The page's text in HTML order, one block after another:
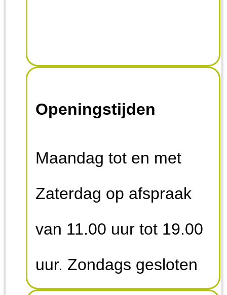
Openingstijden
Maandag tot en met
Zaterdag op afspraak
van 11.00 uur tot 19.00
uur. Zondags gesloten